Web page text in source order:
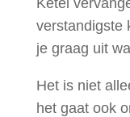
verstandigste
je graag uit
Het is niet
het gaat ook